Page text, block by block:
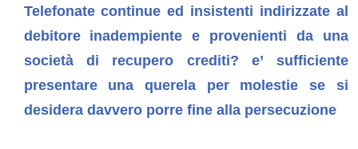
Telefonate continue ed insistenti indirizzate al
debitore inadempiente e provenienti da una
società di recupero crediti? e’ sufficiente
presentare una querela per molestie se si
desidera davvero porre fine alla persecuzione